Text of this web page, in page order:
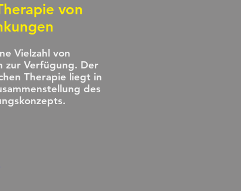
von
Vielzahl von
zur Verfügung. Der
Therapie liegt in
des